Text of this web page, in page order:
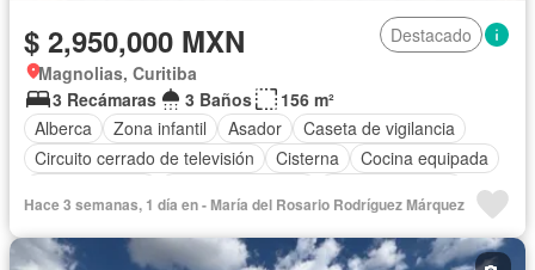
$ 2,950,000 MXN
Destacado
Magnolias, Curitiba
3 Recámaras
3 Baños
156 m²
Alberca
Zona infantil Asador
Caseta de vigilancia
Circuito cerrado de televisión
Cisterna
Cocina equipada
Jardín
Recámara con closet
Sala polivalente
Seguridad
Televisión por cable Wifi Zonas verdes
Hace 3 semanas, 1 día en - María del Rosario Rodríguez Márquez